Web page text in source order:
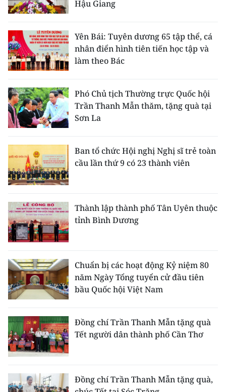
TIN MỚI
TIN ĐỊA PHƯƠNG
Trung du và miền núi phía Bắc
Bắc Trung Bộ
Duyên hải Nam Trung Bộ và Tây
Đông Nam Bộ
Đồng bằng sông Cửu Long
Chuyên trang Hà Nội
Chuyên trang TP. Hồ Chí Minh
CÁC CHUYÊN TRANG
THỜI NAY
NHÂN DÂN CUỐI TUẦN
NHÂN DÂN HẰNG THÁNG
Hậu Giang
Yên Bái: Tuyên dương 65 tập thể, cá
nhân điển hình tiên tiến học tập và
làm theo Bác
Phó Chủ tịch Thường trực Quốc hội
Trần Thanh Mẫn thăm, tặng quà tại
Sơn La
Ban tổ chức Hội nghị Nghị sĩ trẻ toàn
cầu lần thứ 9 có 23 thành viên
Thành lập thành phố Tân Uyên thuộc
tỉnh Bình Dương
Chuẩn bị các hoạt động Kỷ niệm 80
năm Ngày Tổng tuyển cử đầu tiên
bầu Quốc hội Việt Nam
Đồng chí Trần Thanh Mẫn tặng quà
Tết người dân thành phố Cần Thơ
Đồng chí Trần Thanh Mẫn tặng quà,